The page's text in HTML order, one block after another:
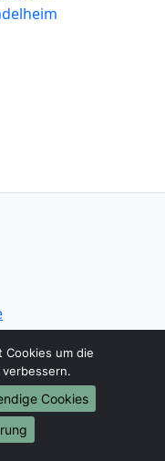
Uhrum die
Cookies